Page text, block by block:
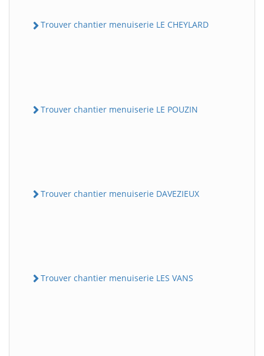
Trouver chantier menuiserie LE CHEYLARD
Trouver chantier menuiserie LE POUZIN
Trouver chantier menuiserie DAVEZIEUX
Trouver chantier menuiserie LES VANS